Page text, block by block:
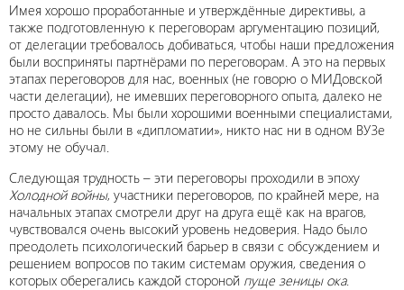
Имея хорошо проработанные и утверждённые директивы, а
также подготовленную к переговорам аргументацию позиций,
от делегации требовалось добиваться, чтобы наши предложения
были восприняты партнёрами по переговорам. А это на первых
этапах переговоров для нас, военных (не говорю о МИДовской
части делегации), не имевших переговорного опыта, далеко не
просто давалось. Мы были хорошими военными специалистами,
но не сильны были в «дипломатии», никто нас ни в одном ВУЗе
этому не обучал.
Следующая трудность – эти переговоры проходили в эпоху
Холодной войны, участники переговоров, по крайней мере, на
начальных этапах смотрели друг на друга ещё как на врагов,
чувствовался очень высокий уровень недоверия. Надо было
преодолеть психологический барьер в связи с обсуждением и
решением вопросов по таким системам оружия, сведения о
которых оберегались каждой стороной пуще зеницы ока.